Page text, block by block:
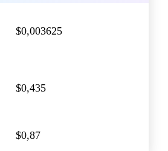
$0,003625
$0,435
$0,87